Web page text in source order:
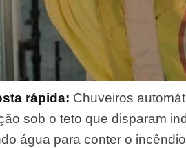
rápida: Chuveiros
sob o teto que disparam
água para conter o